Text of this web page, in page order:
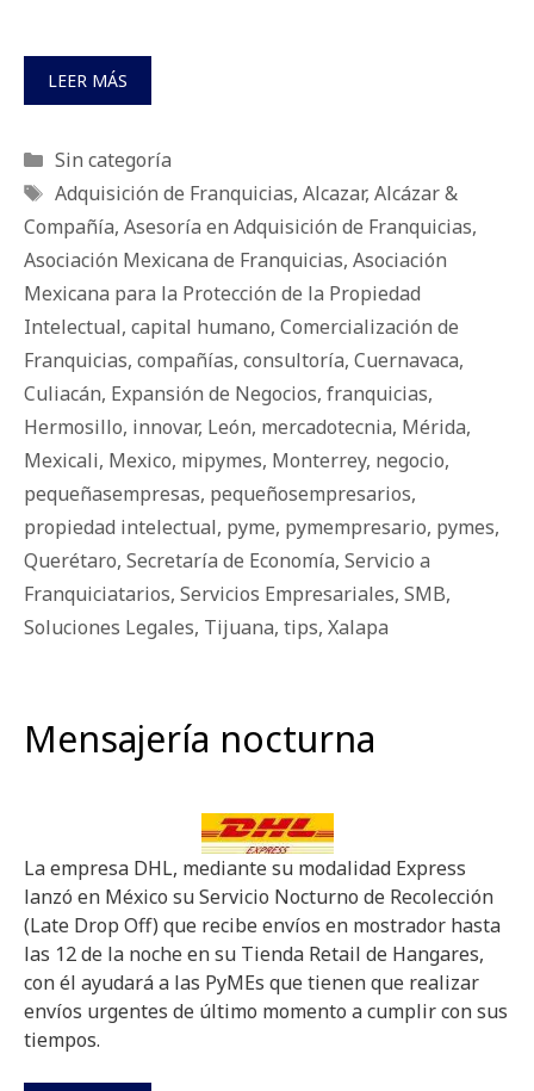
LEER MÁS
Categorías
Sin categoría
Etiquetas
Adquisición de Franquicias, Alcazar, Alcázar &
Compañía, Asesoría en Adquisición de Franquicias,
Asociación Mexicana de Franquicias, Asociación
Mexicana para la Protección de la Propiedad
Intelectual, capital humano, Comercialización de
Franquicias, compañías, consultoría, Cuernavaca,
Culiacán, Expansión de Negocios, franquicias,
Hermosillo, innovar, León, mercadotecnia, Mérida,
Mexicali, Mexico, mipymes, Monterrey, negocio,
pequeñasempresas, pequeñosempresarios,
propiedad intelectual, pyme, pymempresario, pymes,
Querétaro, Secretaría de Economía, Servicio a
Franquiciatarios, Servicios Empresariales, SMB,
Soluciones Legales, Tijuana, tips, Xalapa
Mensajería nocturna
La empresa DHL, mediante su modalidad Express
lanzó en México su Servicio Nocturno de Recolección
(Late Drop Off) que recibe envíos en mostrador hasta
las 12 de la noche en su Tienda Retail de Hangares,
con él ayudará a las PyMEs que tienen que realizar
envíos urgentes de último momento a cumplir con sus
tiempos.